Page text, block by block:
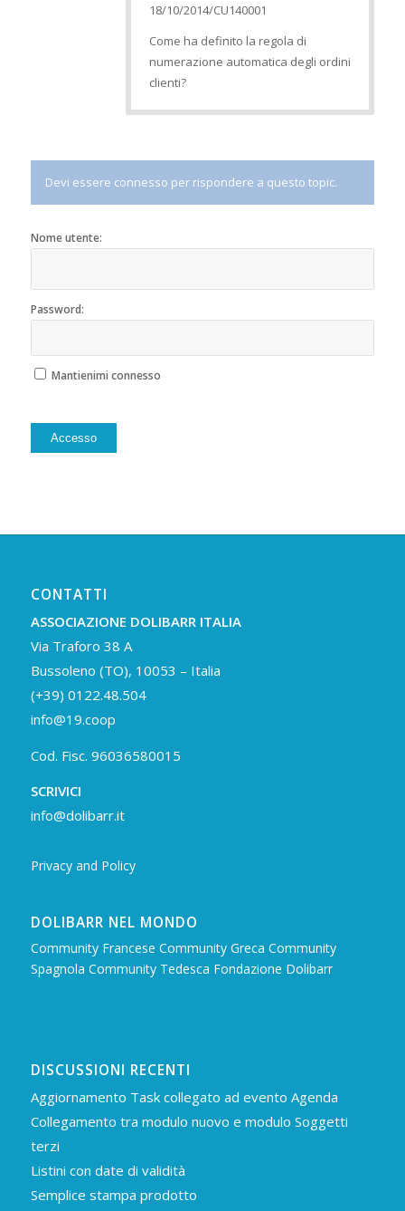
18/10/2014/CU140001
Come ha definito la regola di
numerazione automatica degli ordini
clienti?
Devi essere connesso per rispondere a questo topic.
Nome utente:
Password:
Mantienimi connesso
Accesso
CONTATTI
ASSOCIAZIONE DOLIBARR ITALIA
Via Traforo 38 A
Bussoleno (TO), 10053 – Italia
(+39) 0122.48.504
info@19.coop
Cod. Fisc. 96036580015
SCRIVICI
info@dolibarr.it
Privacy and Policy
DOLIBARR NEL MONDO
Community Francese Community Greca Community
Spagnola Community Tedesca Fondazione Dolibarr
DISCUSSIONI RECENTI
Aggiornamento Task collegato ad evento Agenda
Collegamento tra modulo nuovo e modulo Soggetti
terzi
Listini con date di validità
Semplice stampa prodotto